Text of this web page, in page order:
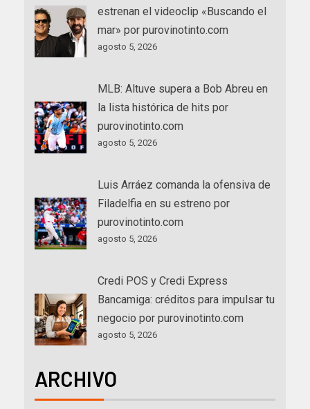
estrenan el videoclip «Buscando el
mar» por purovinotinto.com
agosto 5, 2026
MLB: Altuve supera a Bob Abreu en
la lista histórica de hits por
purovinotinto.com
agosto 5, 2026
Luis Arráez comanda la ofensiva de
Filadelfia en su estreno por
purovinotinto.com
agosto 5, 2026
Credi POS y Credi Express
Bancamiga: créditos para impulsar tu
negocio por purovinotinto.com
agosto 5, 2026
ARCHIVO